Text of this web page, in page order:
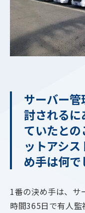
サーバー
討される
ていたと
ットアシ
め手は何で
1番の決め手は、サ
時間365日で有人